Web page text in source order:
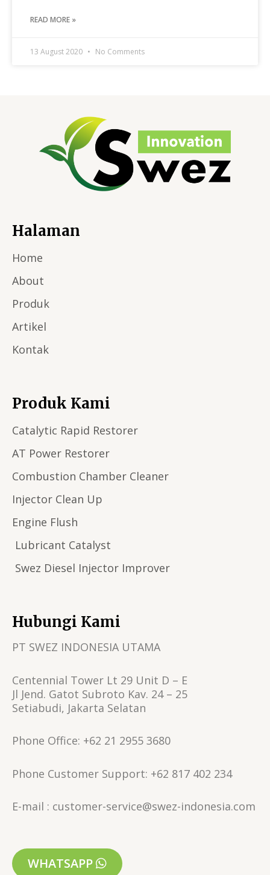
READ MORE »
13 August 2020 No Comments
Halaman
Home
About
Produk
Artikel
Kontak
Produk Kami
Catalytic Rapid Restorer
AT Power Restorer
Combustion Chamber Cleaner
Injector Clean Up
Engine Flush
Lubricant Catalyst
Swez Diesel Injector Improver
Hubungi Kami
PT SWEZ INDONESIA UTAMA
Centennial Tower Lt 29 Unit D – E
Jl Jend. Gatot Subroto Kav. 24 – 25
Setiabudi, Jakarta Selatan
Phone Office: +62 21 2955 3680
Phone Customer Support: +62 817 402 234
E-mail : customer-service@swez-indonesia.com
WHATSAPP